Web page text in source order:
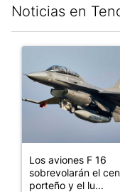
Noticias en
Un artículo de
Los aviones F 16
sobrevolarán el
porteño y el lu...